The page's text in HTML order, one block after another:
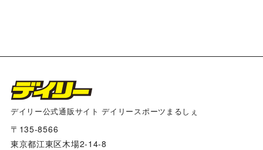
デイリー公式通販サイト デイリースポーツまるしぇ
〒135-8566
東京都江東区木場2-14-8